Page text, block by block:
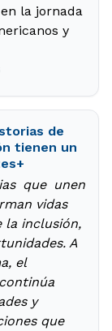
la jornada
y
de
tienen un
que unen
vidas
la inclusión,
A
el
y
que